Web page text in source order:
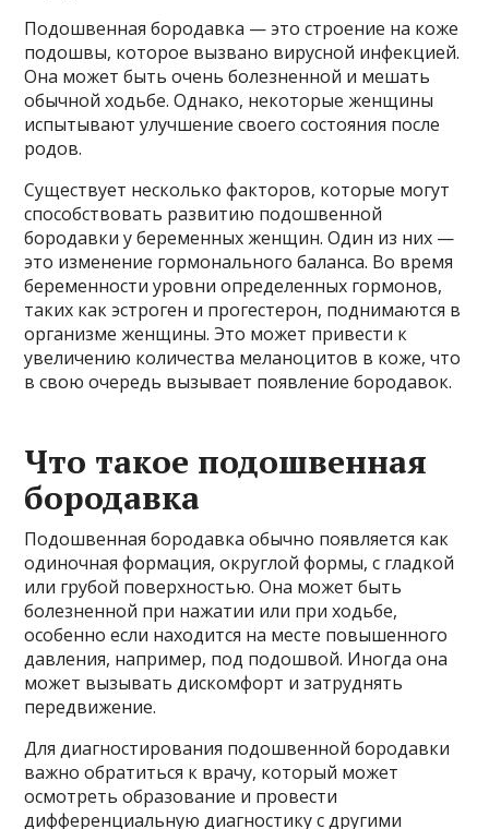
Подошвенная бородавка — это строение на коже
подошвы, которое вызвано вирусной инфекцией.
Она может быть очень болезненной и мешать
обычной ходьбе. Однако, некоторые женщины
испытывают улучшение своего состояния после
родов.
Существует несколько факторов, которые могут
способствовать развитию подошвенной
бородавки у беременных женщин. Один из них —
это изменение гормонального баланса. Во время
беременности уровни определенных гормонов,
таких как эстроген и прогестерон, поднимаются в
организме женщины. Это может привести к
увеличению количества меланоцитов в коже, что
в свою очередь вызывает появление бородавок.
Что такое подошвенная
бородавка
Подошвенная бородавка обычно появляется как
одиночная формация, округлой формы, с гладкой
или грубой поверхностью. Она может быть
болезненной при нажатии или при ходьбе,
особенно если находится на месте повышенного
давления, например, под подошвой. Иногда она
может вызывать дискомфорт и затруднять
передвижение.
Для диагностирования подошвенной бородавки
важно обратиться к врачу, который может
осмотреть образование и провести
дифференциальную диагностику с другими